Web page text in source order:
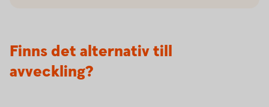
Finns det alternativ till
avveckling?